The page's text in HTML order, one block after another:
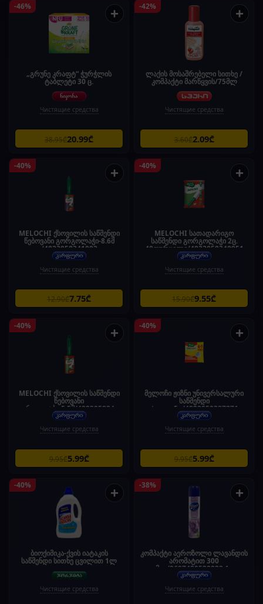
-46% +
„გრუნე კრაფტ“ ჭურჭლის
ტაბლეტი 30 ც.
Чистящие средства
38.95₾20.99₾
-42% +
ლაქის მოსაშრებელი სითხე /
კომპაქტი მარწყვის/75მლ
Чистящие средства
3.60₾2.09₾
-40% +
MELOCHI ქსოვილის საწმენდი
წებოვანი გორგოლაჭი-8.6მ
/4823058341002
Чистящие средства
12.90₾7.75₾
-40% +
MELOCHI სათადარიგო
საწმენდი გორგოლაჭი 2ც.
40ფურცელი/4823058340951
Чистящие средства
15.90₾9.55₾
-40% +
MELOCHI ქსოვილის საწმენდი
წებოვანი
გორგოლაჭი-5.5მ/48230583409
75
Чистящие средства
9.95₾5.99₾
-40% +
მელოჩი ჟიზნი უნივერსალური
საწმენდი
ტილო-5ც/4823058337371
Чистящие средства
9.95₾5.99₾
-40% +
ბიოქიმიკა-ქვის იატაკის
საწმენდი სითხე ცვილით 1ლ
Чистящие средства
-38% +
კომპაქტი აეროზოლი ლავანდის
არომატით 300
მლ/8697420532833 1ც
Чистящие средства